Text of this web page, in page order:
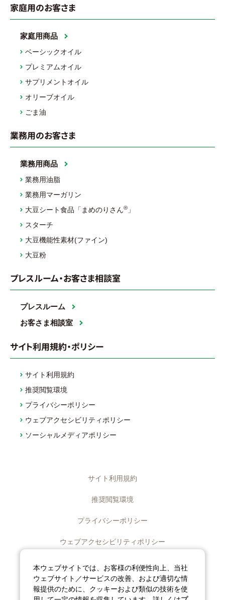
家庭用のお客さま
家庭用商品
ベーシックオイル
プレミアムオイル
サプリメントオイル
オリーブオイル
ごま油
業務用のお客さま
業務用商品
業務用油脂
業務用マーガリン
大豆シート食品「まめのりさん® 」
スターチ
大豆機能性素材(ファイン)
大豆粉
プレスルーム・お客さま相談室
プレスルーム
お客さま相談室
サイト利用規約・ポリシー
サイト利用規約
推奨閲覧環境
プライバシーポリシー
ウェブアクセシビリティポリシー
ソーシャルメディアポリシー
サイト利用規約
推奨閲覧環境
プライバシーポリシー
ウェブアクセシビリティポリシー
ディスクロージャーポリシー
ソーシャルメディアポリシー
本ウェブサイトでは、お客様の利便性向上、当社
ウェブサイト／サービスの改善、および適切な情
報提供のために、クッキーおよび類似の技術を使